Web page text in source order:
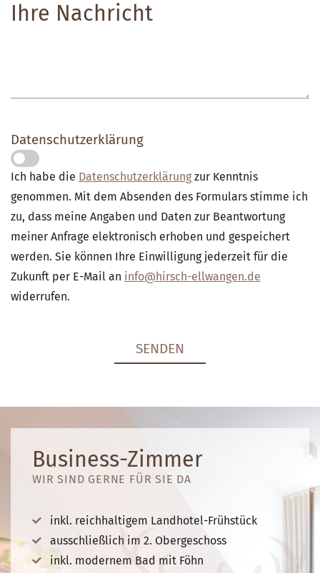
Ihre Nachricht
Datenschutzerklärung
Ich habe die Datenschutzerklärungzur Kenntnis
genommen. Mit dem Absenden des Formulars stimme ich
zu, dass meine Angaben und Daten zur Beantwortung
meiner Anfrage elektronisch erhoben und gespeichert
werden. Sie können Ihre Einwilligung jederzeit für die
Zukunft per E-Mail an info@hirsch-ellwangen.de
widerrufen.
Business-Zimmer
WIR SIND GERNE FÜR SIE DA
inkl. reichhaltigem Landhotel-Frühstück
ausschließlich im 2. Obergeschoss
inkl. modernem Bad mit Föhn